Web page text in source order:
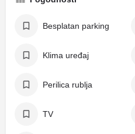
Besplatan parking
Klima uređaj
Perilica rublja
TV